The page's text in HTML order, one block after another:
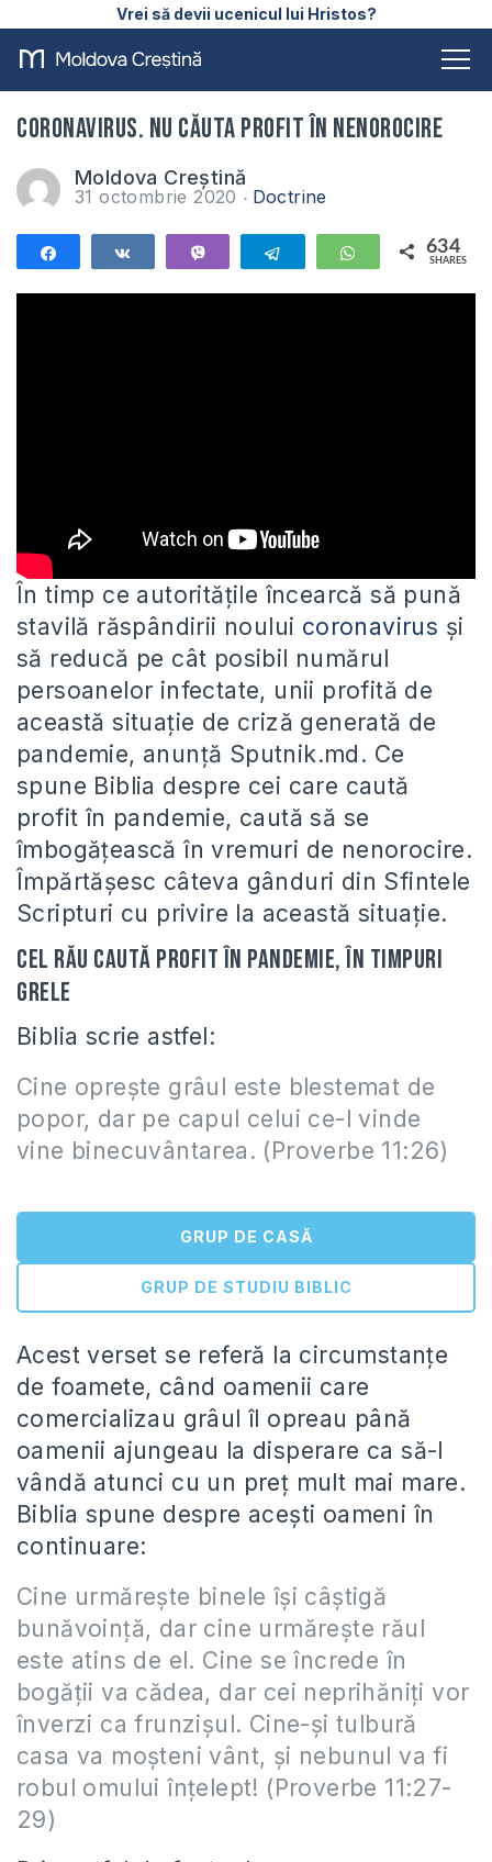
Vrei să devii ucenicul lui Hristos?
CORONAVIRUS. Nu căuta profit în nenorocire
Moldova Creștină
31 octombrie 2020 Doctrine
Telegram WhatsApp
634
SHARES
În timp ce autoritățile încearcă să pună
stavilă răspândirii noului coronavirus și
să reducă pe cât posibil numărul
persoanelor infectate, unii profită de
această situație de criză generată de
pandemie, anunță Sputnik.md. Ce
spune Biblia despre cei care caută
profit în pandemie, caută să se
îmbogățească în vremuri de nenorocire.
Împărtășesc câteva gânduri din Sfintele
Scripturi cu privire la această situație.
Cel rău caută profit în pandemie, în timpuri
grele
Biblia scrie astfel:
Cine oprește grâul este blestemat de
popor, dar pe capul celui ce-l vinde
vine binecuvântarea. (Proverbe 11:26)
GRUP DE CASĂ
GRUP DE STUDIU BIBLIC
Acest verset se referă la circumstanțe
de foamete, când oamenii care
comercializau grâul îl opreau până
oamenii ajungeau la disperare ca să-l
vândă atunci cu un preț mult mai mare.
Biblia spune despre acești oameni în
continuare:
Cine urmărește binele își câștigă
bunăvoință, dar cine urmărește răul
este atins de el. Cine se încrede în
bogății va cădea, dar cei neprihăniți vor
înverzi ca frunzișul. Cine-și tulbură
casa va moșteni vânt, și nebunul va fi
robul omului înțelept! (Proverbe 11:27-
29)